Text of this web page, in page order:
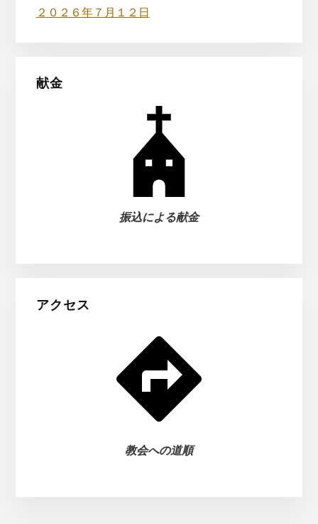
２０２６年７月１２日
献金
振込による献金
アクセス
教会への道順